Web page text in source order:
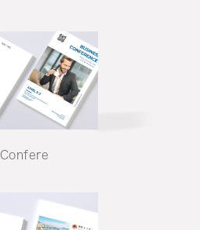
Confere